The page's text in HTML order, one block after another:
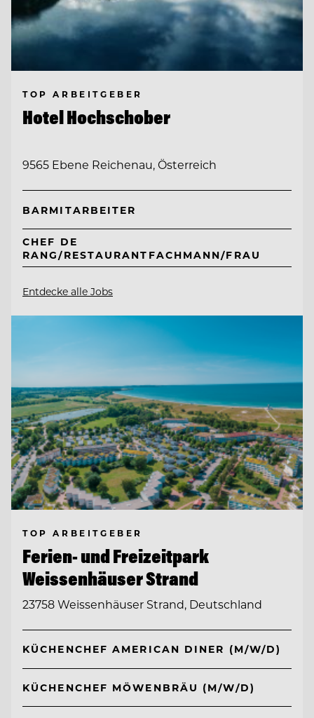
TOP ARBEITGEBER
Hotel Hochschober
9565 Ebene Reichenau, Österreich
BARMITARBEITER
CHEF DE
RANG/RESTAURANTFACHMANN/FRAU
Entdecke alle Jobs
TOP ARBEITGEBER
Ferien- und Freizeitpark
Weissenhäuser Strand
23758 Weissenhäuser Strand, Deutschland
KÜCHENCHEF AMERICAN DINER (M/W/D)
KÜCHENCHEF MÖWENBRÄU (M/W/D)